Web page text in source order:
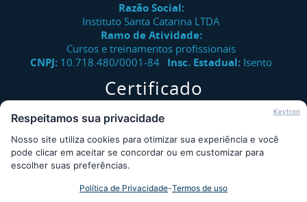
Razão Social:
Instituto Santa Catarina LTDA
Ramo de Atividade:
Cursos e treinamentos profissionais
CNPJ: 10.718.480/0001-84 Insc. Estadual: Isento
Certificado
Verifique a autenticidade de certificados emitidos pelo
Instituto Santa Catarina.
Consultar
Keytron
Respeitamos sua privacidade
Nosso site utiliza cookies para otimizar sua experiência e você
pode clicar em aceitar se concordar ou em customizar para
escolher suas preferências.
Política de Privacidade-Termos de uso